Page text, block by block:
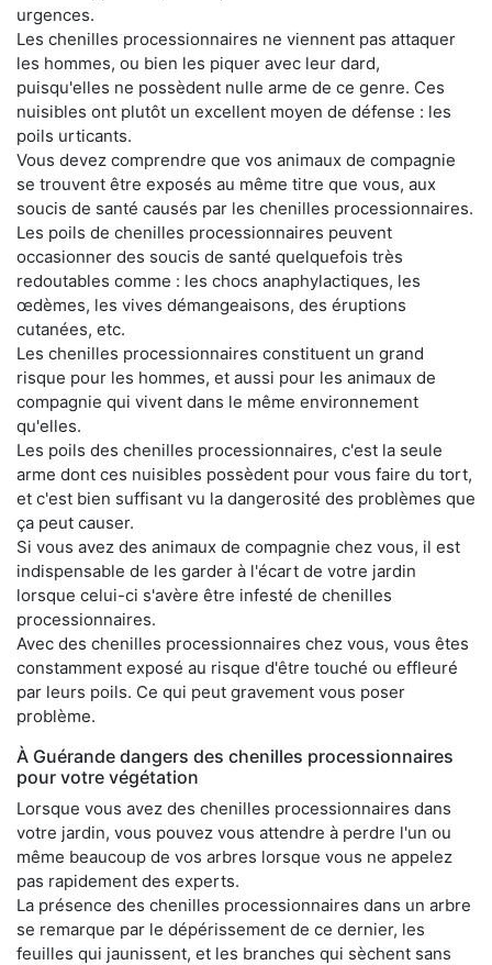
urgences.
Les chenilles processionnaires ne viennent pas attaquer
les hommes, ou bien les piquer avec leur dard,
puisqu'elles ne possèdent nulle arme de ce genre. Ces
nuisibles ont plutôt un excellent moyen de défense : les
poils urticants.
Vous devez comprendre que vos animaux de compagnie
se trouvent être exposés au même titre que vous, aux
soucis de santé causés par les chenilles processionnaires.
Les poils de chenilles processionnaires peuvent
occasionner des soucis de santé quelquefois très
redoutables comme : les chocs anaphylactiques, les
œdèmes, les vives démangeaisons, des éruptions
cutanées, etc.
Les chenilles processionnaires constituent un grand
risque pour les hommes, et aussi pour les animaux de
compagnie qui vivent dans le même environnement
qu'elles.
Les poils des chenilles processionnaires, c'est la seule
arme dont ces nuisibles possèdent pour vous faire du tort,
et c'est bien suffisant vu la dangerosité des problèmes que
ça peut causer.
Si vous avez des animaux de compagnie chez vous, il est
indispensable de les garder à l'écart de votre jardin
lorsque celui-ci s'avère être infesté de chenilles
processionnaires.
Avec des chenilles processionnaires chez vous, vous êtes
constamment exposé au risque d'être touché ou effleuré
par leurs poils. Ce qui peut gravement vous poser
problème.
À Guérande dangers des chenilles processionnaires
pour votre végétation
Lorsque vous avez des chenilles processionnaires dans
votre jardin, vous pouvez vous attendre à perdre l'un ou
même beaucoup de vos arbres lorsque vous ne appelez
pas rapidement des experts.
La présence des chenilles processionnaires dans un arbre
se remarque par le dépérissement de ce dernier, les
feuilles qui jaunissent, et les branches qui sèchent sans